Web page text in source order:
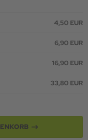
4,50 EUR
6,90 EUR
16,90 EUR
33,80 EUR